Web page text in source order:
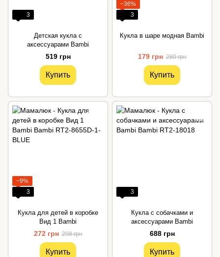
3
Детская кукла с
аксессуарами Bambi
519 грн
Купить
−36%
3
Кукла в шаре модная Bambi
179 грн 280 грн
Купить
−9%
3
Кукла для детей в коробке
Вид 1 Bambi
272 грн 298 грн
Купить
3
Кукла с собачками и
аксессуарами Bambi
688 грн
Купить